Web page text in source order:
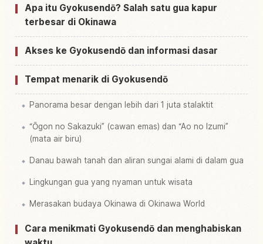
Cari aktivitas di Gua Gyokusen Hora, Okinawa
Apa itu Gyokusendō? Salah satu gua kapur
terbesar di Okinawa
Akses ke Gyokusendō dan informasi dasar
Tempat menarik di Gyokusendō
Panorama besar dengan lebih dari 1 juta stalaktit
“Ōgon no Sakazuki” (cawan emas) dan “Ao no Izumi”
(mata air biru)
Danau bawah tanah dan aliran sungai alami di dalam gua
Lingkungan gua yang nyaman untuk wisata
Merasakan budaya Okinawa di Okinawa World
Cara menikmati Gyokusendō dan menghabiskan